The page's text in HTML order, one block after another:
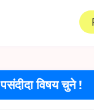
पसंदीदा विषय चुने !